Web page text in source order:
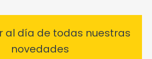
al día de todas nuestras
novedades